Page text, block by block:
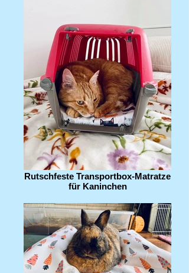
Rutschfeste Transportbox-Matratze
für Kaninchen